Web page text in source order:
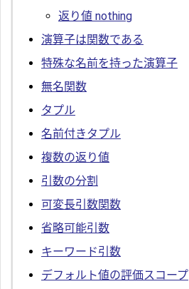
返り値 nothing
演算子は関数である
特殊な名前を持った演算子
無名関数
タプル
名前付きタプル
複数の返り値
引数の分割
可変長引数関数
省略可能引数
キーワード引数
デフォルト値の評価スコープ